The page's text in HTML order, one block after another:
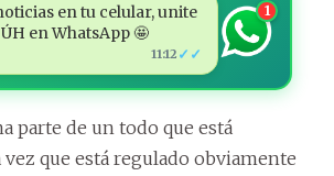
en tu celular, unite
en WhatsApp 🤩
11:12 ✓✓
1
parte de un todo que está
que está regulado obviamente